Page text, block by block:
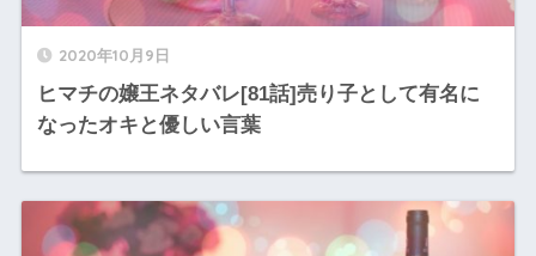
2020年10月9日
ヒマチの嬢王ネタバレ[81話]売り子として有名に
なったオキと優しい言葉